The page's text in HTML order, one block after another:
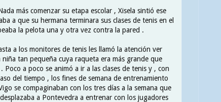
más comenzar su etapa escolar , Xisela sintió ese
a que su hermana terminara sus clases de tenis en el
la pelota una y otra vez contra la pared .
a los monitores de tenis les llamó la atención ver
niña tan pequeña cuya raqueta era más grande que
Poco a poco se animó a ir a las clases de tenis y , con
del tiempo , los fines de semana de entrenamiento
se compaginaban con los tres días a la semana que
a Pontevedra a entrenar con los jugadores